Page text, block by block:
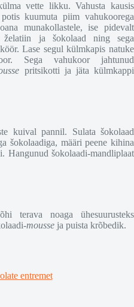
vette likku. Vahusta kausis
kuumuta piim vahukoorega
munakollastele, ise pidevalt
želatiin ja šokolaad ning sega
Lase segul külmkapis natuke
Sega vahukoor jahtunud
pritsikotti ja jäta külmkappi
kuival pannil. Sulata šokolaad
šokolaadiga, määri peene kihina
Hangunud šokolaadi-mandliplaat
terava noaga ühesuurusteks
mousse ja puista krõbedik.